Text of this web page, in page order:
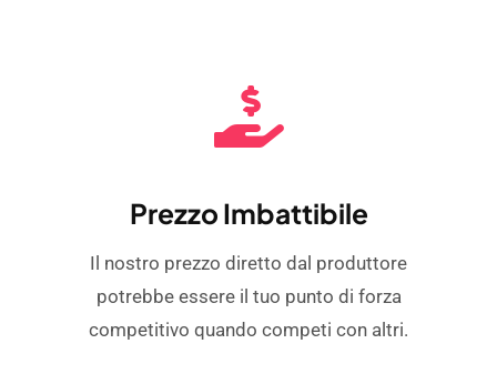
Prezzo Imbattibile
Il nostro prezzo diretto dal produttore
potrebbe essere il tuo punto di forza
competitivo quando competi con altri.